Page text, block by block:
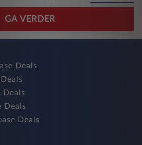
GA VERDER
Deals
Deals
Deals
Deals